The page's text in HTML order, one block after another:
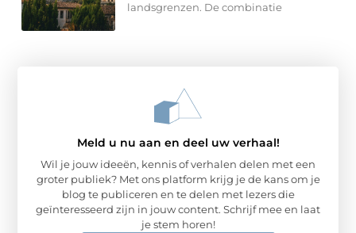
landsgrenzen. De combinatie
Meld u nu aan en deel uw verhaal!
Wil je jouw ideeën, kennis of verhalen delen met een
groter publiek? Met ons platform krijg je de kans om je
blog te publiceren en te delen met lezers die
geïnteresseerd zijn in jouw content. Schrijf mee en laat
je stem horen!